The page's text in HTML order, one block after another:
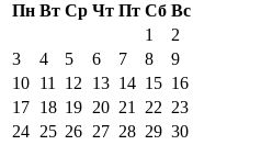
Пн Вт Ср Чт Пт Сб Вс
1
2
3
4 5 6 7 8
9
10 11 12 13 14 15 16
17 18 19 20 21 22 23
24 25 26 27 28 29 30